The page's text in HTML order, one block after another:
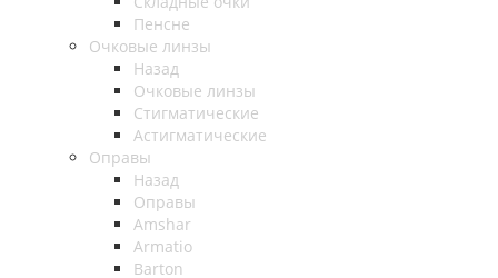
Пенсне
Очковые линзы
Назад
Очковые линзы
Стигматические
Астигматические
Оправы
Назад
Оправы
Amshar
Armatio
Barton